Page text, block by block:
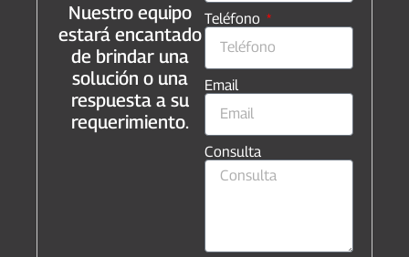
Nuestro equipo
estará encantado
de brindar una
solución o una
respuesta a su
requerimiento.
Teléfono
Email
Consulta